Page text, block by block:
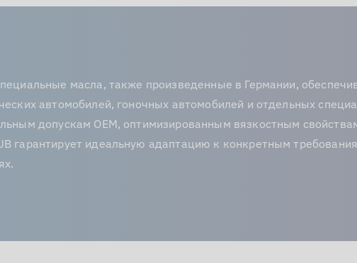
масла, также произведенные в Германии,
автомобилей, гоночных автомобилей и отдельных
допускам OEM, оптимизированным вязкостным
гарантирует идеальную адаптацию к конкретным